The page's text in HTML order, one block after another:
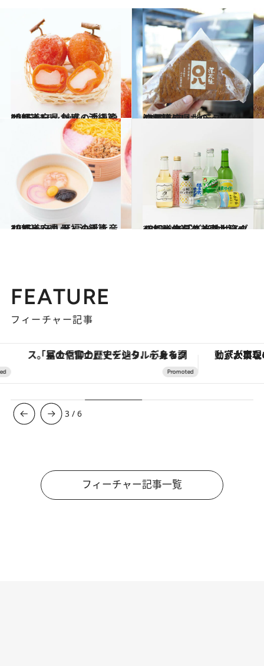
2016.12.6
47都道府県 魅惑の手みやげリスト ～九州・沖縄篇2016～
グルメ 2017.2.2
47都道府県 地元スーパーのおいしいもの ～九州・沖縄篇～
グルメ
2015.12.6
47都道府県 至福の手土産リスト ～九州・沖縄篇2015～
グルメ 2017.6.29
47都道府県の美味しいすぐれもの 「ご当地サイダー」～北海道・東北篇～
グルメ
FEATURE
フィーチャー記事
「星のや富士」でデジタルデトックス。冨士信仰の歴史を辿り、心身を調える。
3 /6
フィーチャー記事一覧